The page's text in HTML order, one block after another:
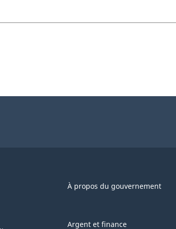
À propos du gouvernement
Argent et finance